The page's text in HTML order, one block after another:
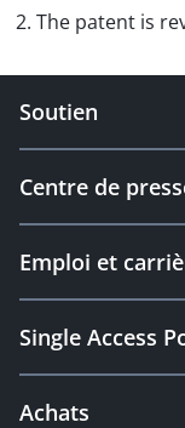
2. The patent is
Soutien
Centre de
Emploi et
Single Access
Achats